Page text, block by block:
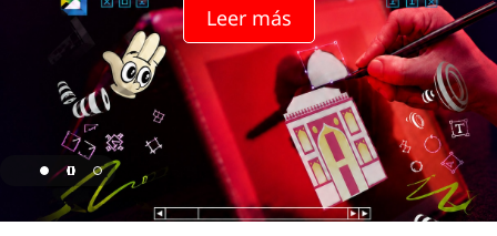
Leer más